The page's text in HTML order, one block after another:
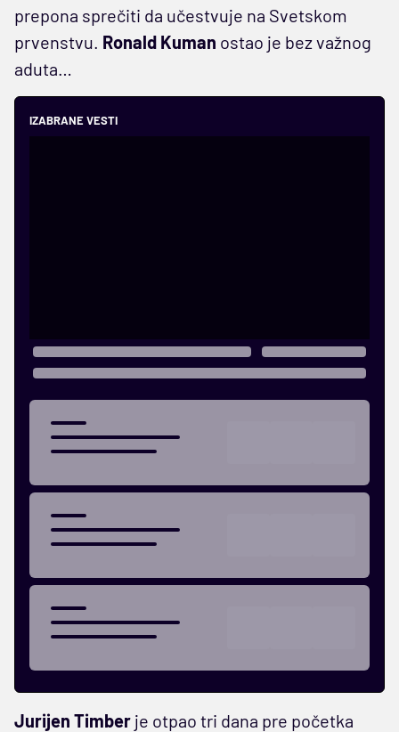
prepona sprečiti da učestvuje na Svetskom
prvenstvu. Ronald Kuman ostao je bez važnog
aduta…
IZABRANE VESTI
Jurijen Timber je otpao tri dana pre početka